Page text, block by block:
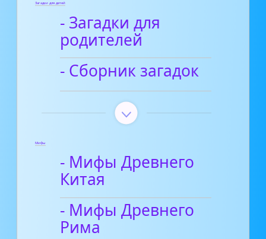
Загадки для детей
- Загадки для
родителей
- Сборник загадок
Мифы
- Мифы Древнего
Китая
- Мифы Древнего
Рима